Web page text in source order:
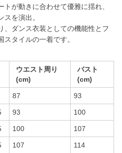
が動きに合わせて優雅に揺れ、
を演出。
、ダンス衣装としての機能性とフ
タイルの一着です。
ウエスト周り
(cm)
バスト
(cm)
87 93
93 100
100 107
107 114